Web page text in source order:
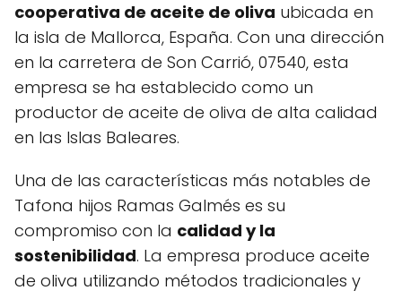
cooperativa de aceite de oliva ubicada en
la isla de Mallorca, España. Con una dirección
en la carretera de Son Carrió, 07540, esta
empresa se ha establecido como un
productor de aceite de oliva de alta calidad
en las Islas Baleares.
Una de las características más notables de
Tafona hijos Ramas Galmés es su
compromiso con la calidad y la
sostenibilidad. La empresa produce aceite
de oliva utilizando métodos tradicionales y